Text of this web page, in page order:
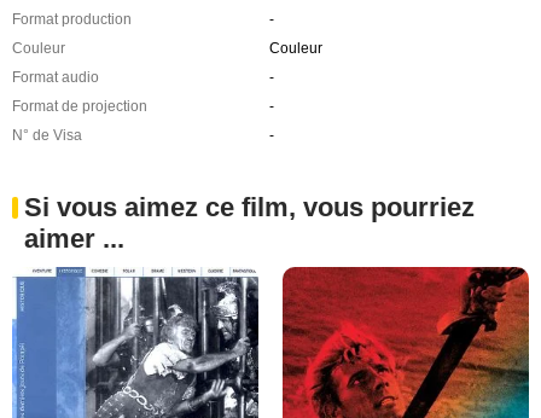
Format production
-
Couleur
Couleur
Format audio
-
Format de projection
-
N° de Visa
-
Si vous aimez ce film, vous pourriez
aimer ...